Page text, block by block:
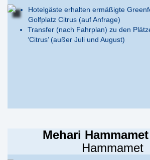
Hotelgäste erhalten ermäßigte
Golfplatz Citrus (auf Anfrage)
Transfer (nach Fahrplan) zu den
‘Citrus’ (außer Juli und August)
Mehari Hammamet
Hammamet